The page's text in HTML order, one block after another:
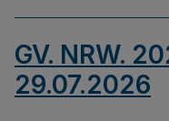
GV. NRW.
29.07.2026